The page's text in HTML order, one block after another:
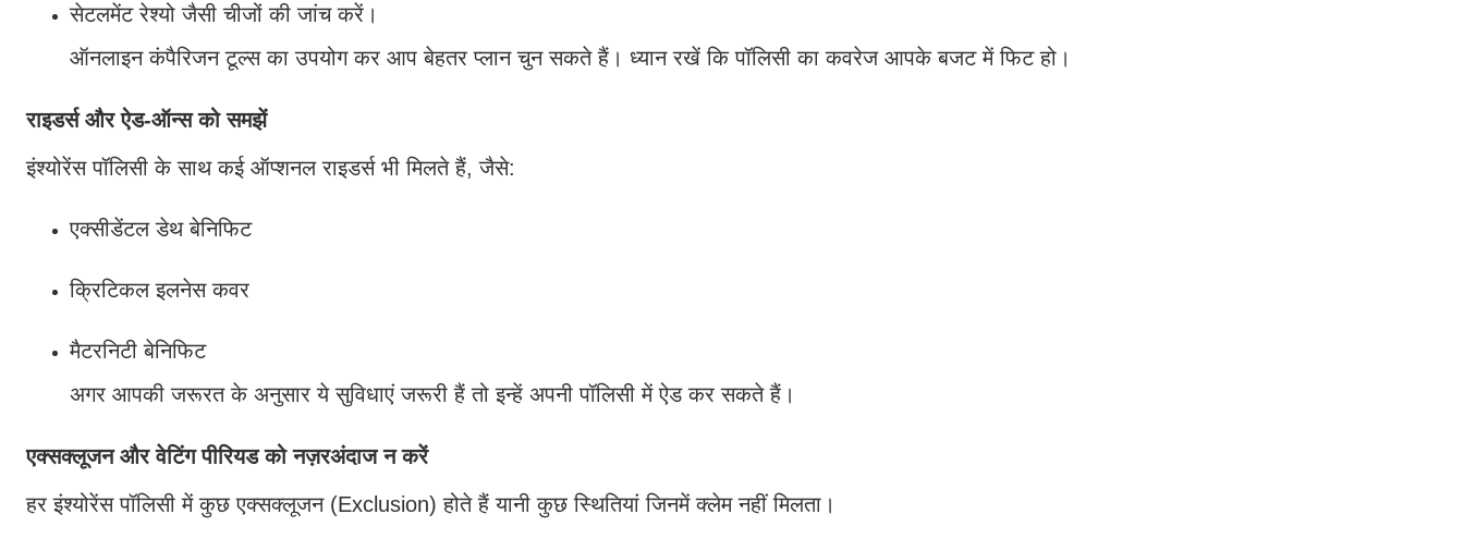
सेटलमेंट रेश्यो जैसी चीजों की जांच करें।
ऑनलाइन कंपैरिजन टूल्स का उपयोग कर आप बेहतर प्लान चुन सकते हैं। ध्यान रखें कि पॉलिसी का कवरेज आपके बजट में फिट हो।
राइडर्स और ऐड-ऑन्स को समझें
इंश्योरेंस पॉलिसी के साथ कई ऑप्शनल राइडर्स भी मिलते हैं, जैसे:
एक्सीडेंटल डेथ बेनिफिट
क्रिटिकल इलनेस कवर
मैटरनिटी बेनिफिट
अगर आपकी जरूरत के अनुसार ये सुविधाएं जरूरी हैं तो इन्हें अपनी पॉलिसी में ऐड कर सकते हैं।
एक्सक्लूजन और वेटिंग पीरियड को नज़रअंदाज न करें
हर इंश्योरेंस पॉलिसी में कुछ एक्सक्लूजन (Exclusion) होते हैं यानी कुछ स्थितियां जिनमें क्लेम नहीं मिलता।